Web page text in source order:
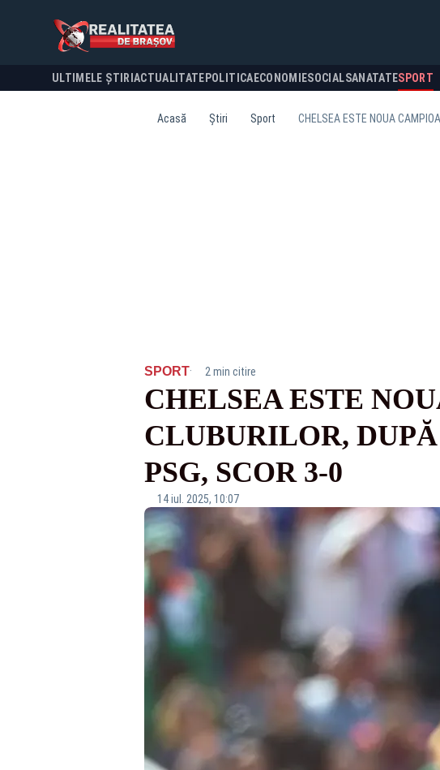
ULTIMELE ȘTIRI ACTUALITATE POLITICA ECONOMIESOCIALSANATATESPORT
Acasă Știri Sport CHELSEA ESTE NOUA
SPORT· 2 min citire
CHELSEA ESTE
CLUBURILOR,
PSG, SCOR 3-0
14 iul. 2025, 10:07